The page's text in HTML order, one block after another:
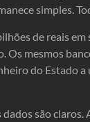
simples.
de reais
Os mesmos
do Estado
são